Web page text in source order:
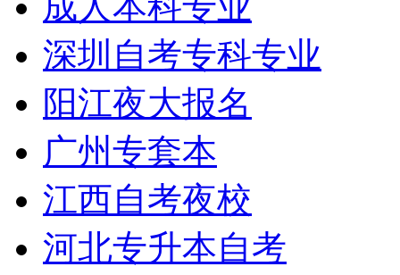
深圳自考专科专业
阳江夜大报名
广州专套本
江西自考夜校
河北专升本自考